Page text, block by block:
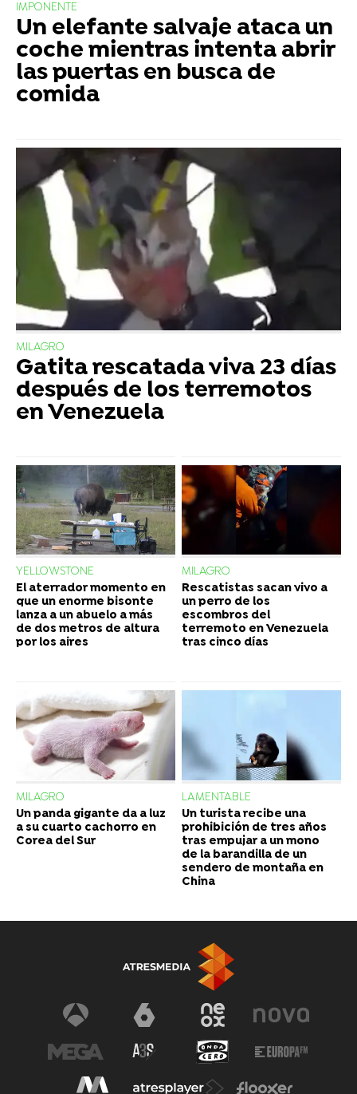
IMPONENTE
Un elefante salvaje ataca un
coche mientras intenta abrir
las puertas en busca de
comida
MILAGRO
Gatita rescatada viva 23 días
después de los terremotos
en Venezuela
YELLOWSTONE
El aterrador momento en
que un enorme bisonte
lanza a un abuelo a más
de dos metros de altura
por los aires
MILAGRO
Rescatistas sacan vivo a
un perro de los
escombros del
terremoto en Venezuela
tras cinco días
MILAGRO
Un panda gigante da a luz
a su cuarto cachorro en
Corea del Sur
LAMENTABLE
Un turista recibe una
prohibición de tres años
tras empujar a un mono
de la barandilla de un
sendero de montaña en
China